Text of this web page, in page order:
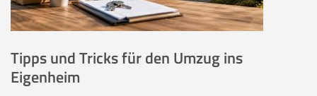
Tipps und Tricks für den Umzug ins
Eigenheim